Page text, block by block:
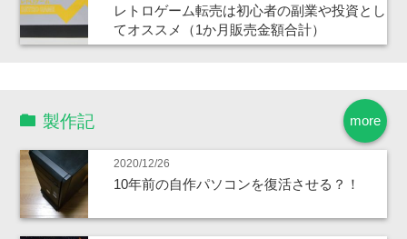
レトロゲーム転売は初心者の副業や投資とし
てオススメ（1か月販売金額合計）
more
製作記
2020/12/26
10年前の自作パソコンを復活させる？！